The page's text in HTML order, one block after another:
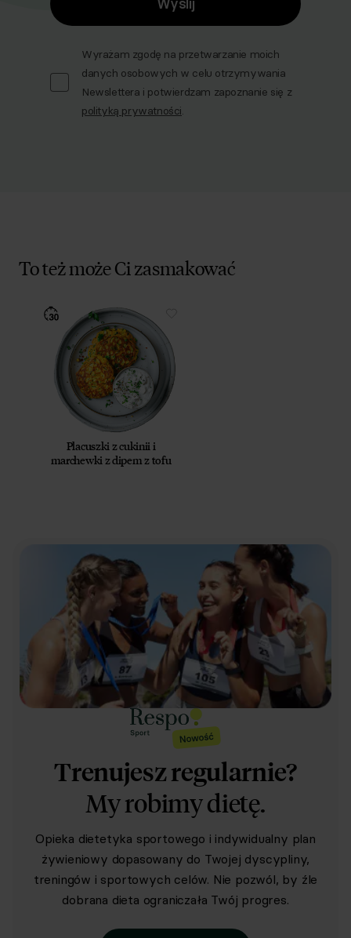
Wyrażam zgodę na przetwarzanie moich
danych osobowych w celu otrzymywania
Newslettera i potwierdzam zapoznanie się z
polityką prywatności.
To też może Ci zasmakować
Placuszki z cukinii i
marchewki z dipem z tofu
Trenujesz regularnie?
My robimy dietę.
Opieka dietetyka sportowego i indywidualny plan
żywieniowy dopasowany do Twojej dyscypliny,
treningów i sportowych celów. Nie pozwól, by źle
dobrana dieta ograniczała Twój progres.